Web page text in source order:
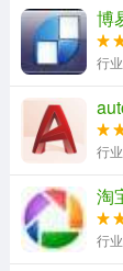
下载 2083 次
逍遥笔手写
平时父母
小编特意
法，比手写
博
行
行
淘
行